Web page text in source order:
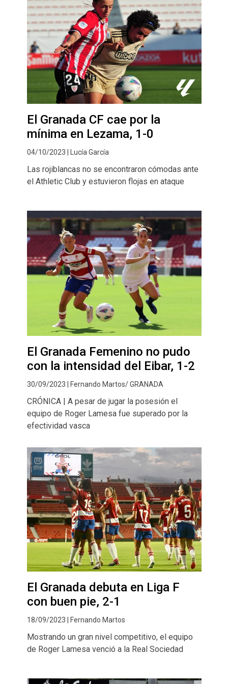
El Granada CF cae por la
mínima en Lezama, 1-0
04/10/2023 | Lucía García
Las rojiblancas no se encontraron cómodas ante
el Athletic Club y estuvieron flojas en ataque
El Granada Femenino no pudo
con la intensidad del Eibar, 1-2
30/09/2023 | Fernando Martos/ GRANADA
CRÓNICA | A pesar de jugar la posesión el
equipo de Roger Lamesa fue superado por la
efectividad vasca
El Granada debuta en Liga F
con buen pie, 2-1
18/09/2023 | Fernando Martos
Mostrando un gran nivel competitivo, el equipo
de Roger Lamesa venció a la Real Sociedad